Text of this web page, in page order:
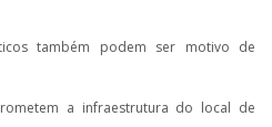
também podem ser motivo de
a infraestrutura do local de